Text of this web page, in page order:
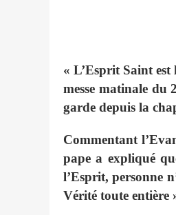
« L’Esprit Saint
messe matinale
garde depuis la
Commentant
pape a expliqué
l’Esprit, personne
Vérité toute entière